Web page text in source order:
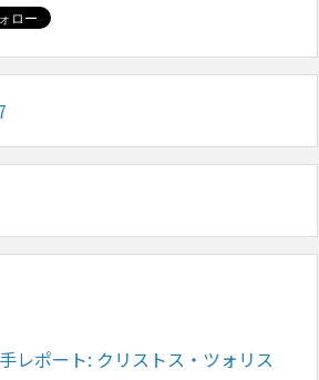
レポート: クリストス・ツォリス